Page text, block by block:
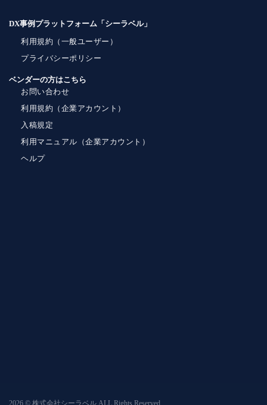
DX事例プラットフォーム「シーラベル」
利用規約（一般ユーザー）
プライバシーポリシー
ベンダーの方はこちら
お問い合わせ
利用規約（企業アカウント）
入稿規定
利用マニュアル（企業アカウント）
ヘルプ
2026 © 株式会社シーラベル ALL Rights Reserved.